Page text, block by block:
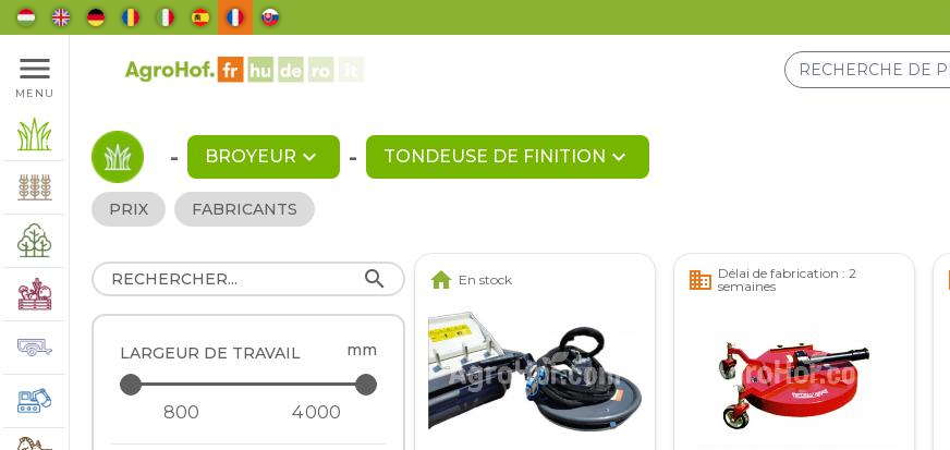
menu
MENU
- BROYEUR expand_more - TONDEUSE DE FINITION expand_more
PRIX FABRICANTS
search
LARGEUR DE TRAVAIL mm
home En stock business Délai de fabrication : 2
semaines